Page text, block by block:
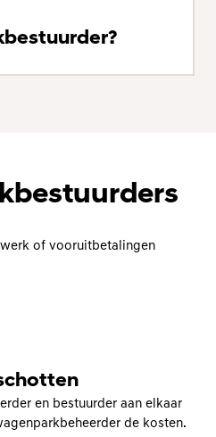
of vooruitbetalingen
en bestuurder aan elkaar
de kosten.